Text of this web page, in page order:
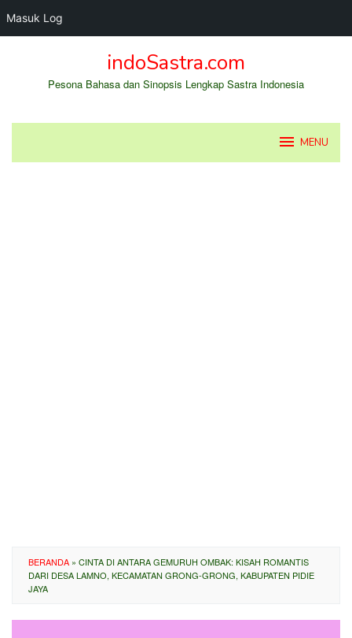
Masuk Log
indoSastra.com
Pesona Bahasa dan Sinopsis Lengkap Sastra Indonesia
MENU
BERANDA » CINTA DI ANTARA GEMURUH OMBAK: KISAH ROMANTIS
DARI DESA LAMNO, KECAMATAN GRONG-GRONG, KABUPATEN PIDIE
JAYA